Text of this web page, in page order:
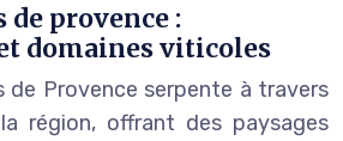
de provence :
domaines viticoles
de Provence serpente à travers
région, offrant des paysages